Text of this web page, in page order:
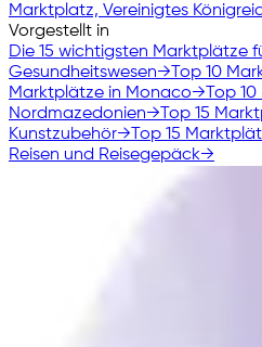
Marktplatz, Vereinigtes
Vorgestellt in
Die 15 wichtigsten Marktplätze
Gesundheitswesen→ Top 10
Marktplätze in Monaco→ Top
Nordmazedonien→ Top 15
Kunstzubehör→ Top 15
Reisen und Reisegepäck→